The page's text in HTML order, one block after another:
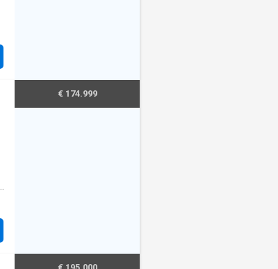
€ 174.999